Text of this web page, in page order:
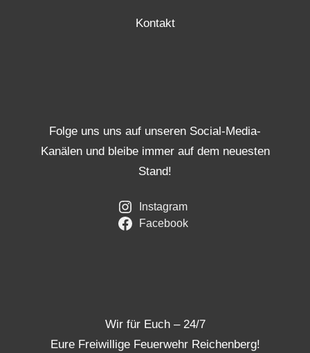
Kontakt
Folge uns uns auf unseren Social-Media-
Kanälen und bleibe immer auf dem neuesten
Stand!
Instagram
Facebook
Wir für Euch – 24/7
Eure Freiwillige Feuerwehr Reichenberg!